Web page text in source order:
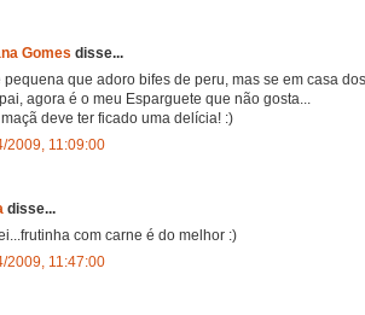
Gomes disse...
pequena que adoro bifes de peru, mas se em casa
agora é o meu Esparguete que não gosta...
deve ter ficado uma delícia! :)
2009, 11:09:00
disse...
com carne é do melhor :)
2009, 11:47:00